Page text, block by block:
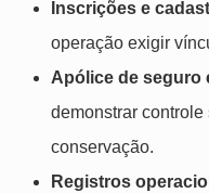
Inscrições e
operação exigir
Apólice de seguro
demonstrar
conservação.
Registros